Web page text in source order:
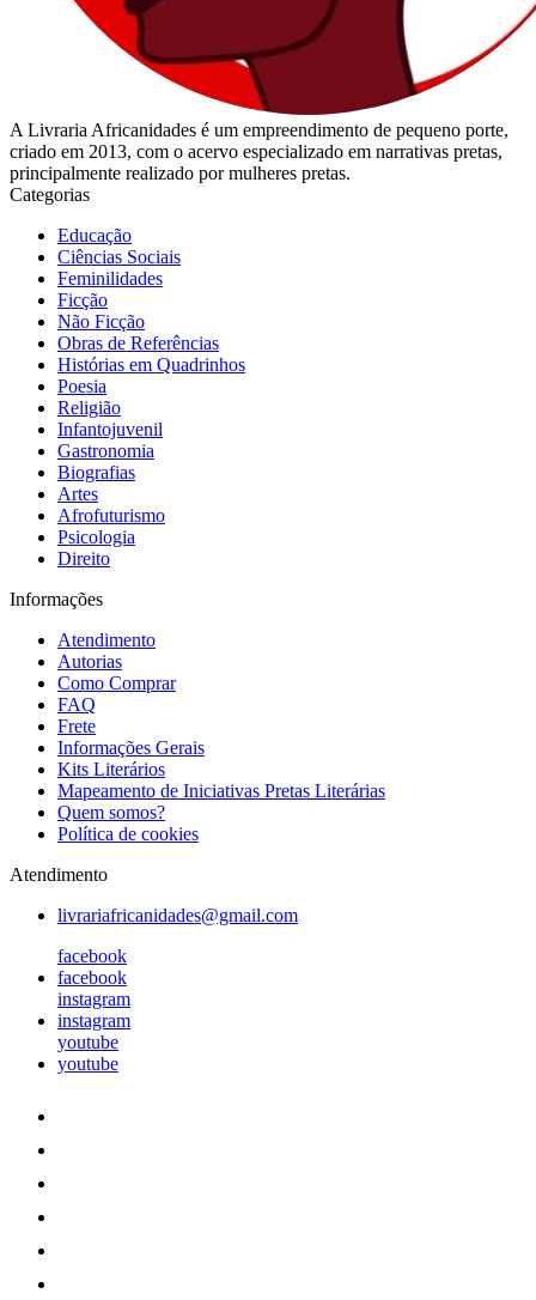
A Livraria Africanidades é um empreendimento de pequeno porte,
criado em 2013, com o acervo especializado em narrativas pretas,
principalmente realizado por mulheres pretas.
Categorias
Educação
Ciências Sociais
Feminilidades
Ficção
Não Ficção
Obras de Referências
Histórias em Quadrinhos
Poesia
Religião
Infantojuvenil
Gastronomia
Biografias
Artes
Afrofuturismo
Psicologia
Direito
Informações
Atendimento
Autorias
Como Comprar
FAQ
Frete
Informações Gerais
Kits Literários
Mapeamento de Iniciativas Pretas Literárias
Quem somos?
Política de cookies
Atendimento
livrariafricanidades@gmail.com
facebook
facebook
instagram
instagram
youtube
youtube